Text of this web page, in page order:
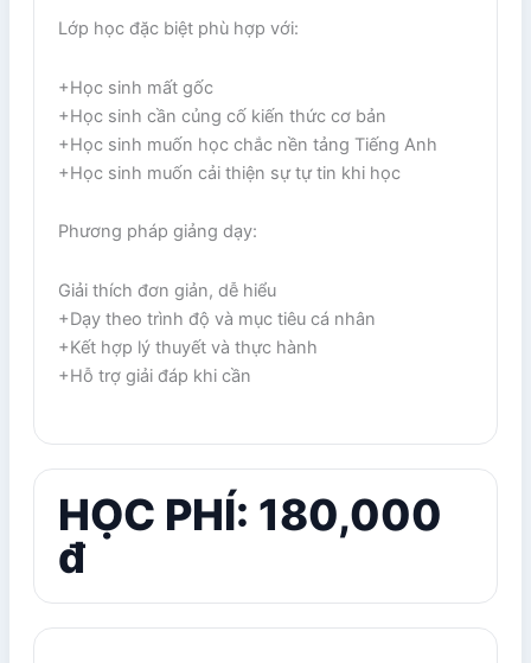
Lớp học đặc biệt phù hợp với:
+Học sinh mất gốc
+Học sinh cần củng cố kiến thức cơ bản
+Học sinh muốn học chắc nền tảng Tiếng Anh
+Học sinh muốn cải thiện sự tự tin khi học
Phương pháp giảng dạy:
Giải thích đơn giản, dễ hiểu
+Dạy theo trình độ và mục tiêu cá nhân
+Kết hợp lý thuyết và thực hành
+Hỗ trợ giải đáp khi cần
HỌC PHÍ: 180,000
đ